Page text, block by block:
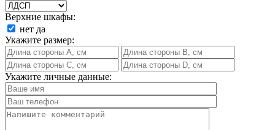
Верхние шкафы:
нет да
Укажите размер:
Укажите личные данные: